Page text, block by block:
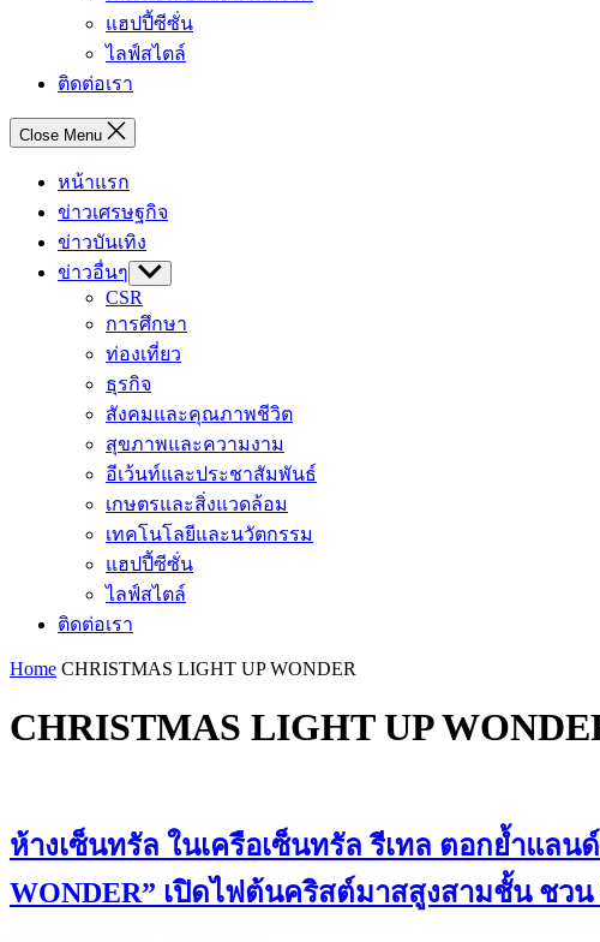
แฮปปี้ซีซั่น
ไลฟ์สไตล์
ติดต่อเรา
Close Menu
หน้าแรก
ข่าวเศรษฐกิจ
ข่าวบันเทิง
ข่าวอื่นๆ Show
sub
menu
CSR
การศึกษา
ท่องเที่ยว
ธุรกิจ
สังคมและคุณภาพชีวิต
สุขภาพและความงาม
อีเว้นท์และประชาสัมพันธ์
เกษตรและสิ่งแวดล้อม
เทคโนโลยีและนวัตกรรม
แฮปปี้ซีซั่น
ไลฟ์สไตล์
ติดต่อเรา
Home CHRISTMAS LIGHT UP WONDER
CHRISTMAS LIGHT UP
ห้างเซ็นทรัล ในเครือเซ็นทรัล รีเทล ตอกย้ำแล
WONDER” เปิดไฟต้นคริสต์มาสสูงสามชั้น ช